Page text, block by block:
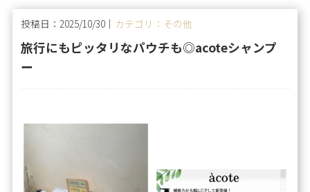
投稿日：2025/10/30｜ カテゴリ：その他
旅行にもピッタリなパウチも◎acoteシャンプ
ー